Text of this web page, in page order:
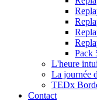
Pack
L'heure
La journée
TEDx
Contact